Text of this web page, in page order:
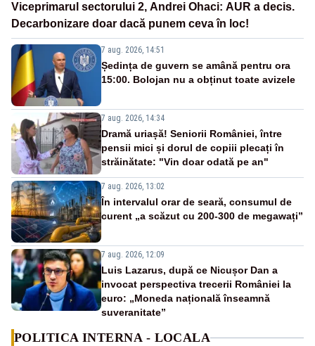
Viceprimarul sectorului 2, Andrei Ohaci: AUR a decis.
Decarbonizare doar dacă punem ceva în loc!
7 aug. 2026, 14:51
Ședința de guvern se amână pentru ora
15:00. Bolojan nu a obținut toate avizele
7 aug. 2026, 14:34
Dramă uriașă! Seniorii României, între
pensii mici și dorul de copiii plecați în
străinătate: "Vin doar odată pe an"
7 aug. 2026, 13:02
În intervalul orar de seară, consumul de
curent „a scăzut cu 200-300 de megawați”
7 aug. 2026, 12:09
Luis Lazarus, după ce Nicușor Dan a
invocat perspectiva trecerii României la
euro: „Moneda națională înseamnă
suveranitate”
POLITICA INTERNA - LOCALA